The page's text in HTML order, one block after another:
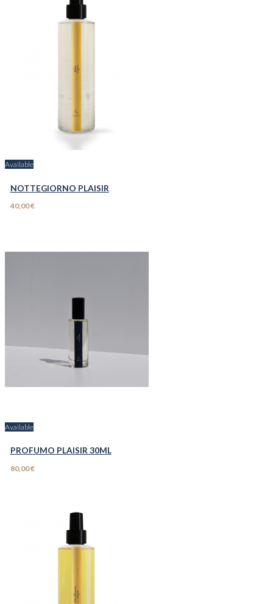
Available
NOTTEGIORNO PLAISIR
40,00 €
Available
PROFUMO PLAISIR 30ML
80,00 €